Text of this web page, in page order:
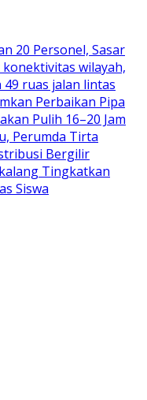
20 Personel, Sasar
konektivitas wilayah,
ruas jalan lintas
Perbaikan Pipa
Pulih 16–20 Jam
Perumda Tirta
Bergilir
Tingkatkan
Siswa